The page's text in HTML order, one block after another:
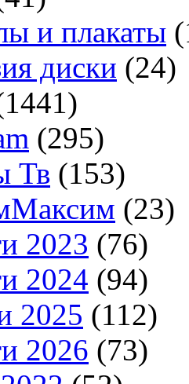
и плакаты
диски (24)
(295)
Тв (153)
(23)
2023 (76)
2024 (94)
2025 (112)
2026 (73)